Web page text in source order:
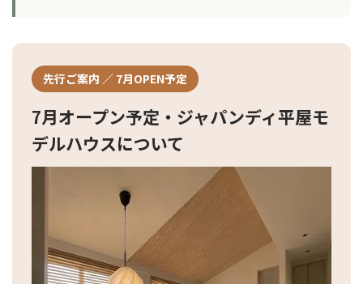
先行ご案内 ／ 7月OPEN予定
7月オープン予定・ジャパンディ平屋モ
デルハウスについて